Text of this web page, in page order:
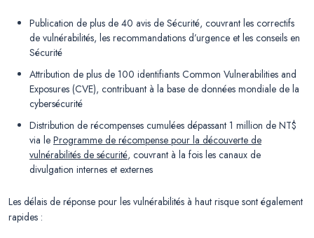
Publication de plus de 40 avis de Sécurité, couvrant les correctifs
de vulnérabilités, les recommandations d’urgence et les conseils en
Sécurité
Attribution de plus de 100 identifiants Common Vulnerabilities and
Exposures (CVE), contribuant à la base de données mondiale de la
cybersécurité
Distribution de récompenses cumulées dépassant 1 million de NT$
via le Programme de récompense pour la découverte de
vulnérabilités de sécurité, couvrant à la fois les canaux de
divulgation internes et externes
Les délais de réponse pour les vulnérabilités à haut risque sont également
rapides :